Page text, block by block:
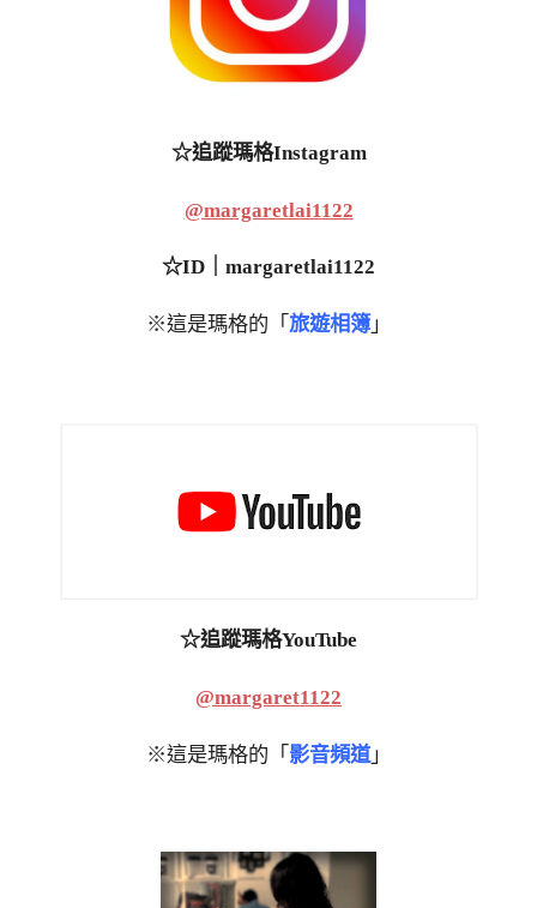
☆追蹤瑪格Instagram
@margaretlai1122
☆ID｜margaretlai1122
※這是瑪格的「 旅遊相簿 」
☆追蹤瑪格YouTube
@margaret1122
※這是瑪格的「 影音頻道」